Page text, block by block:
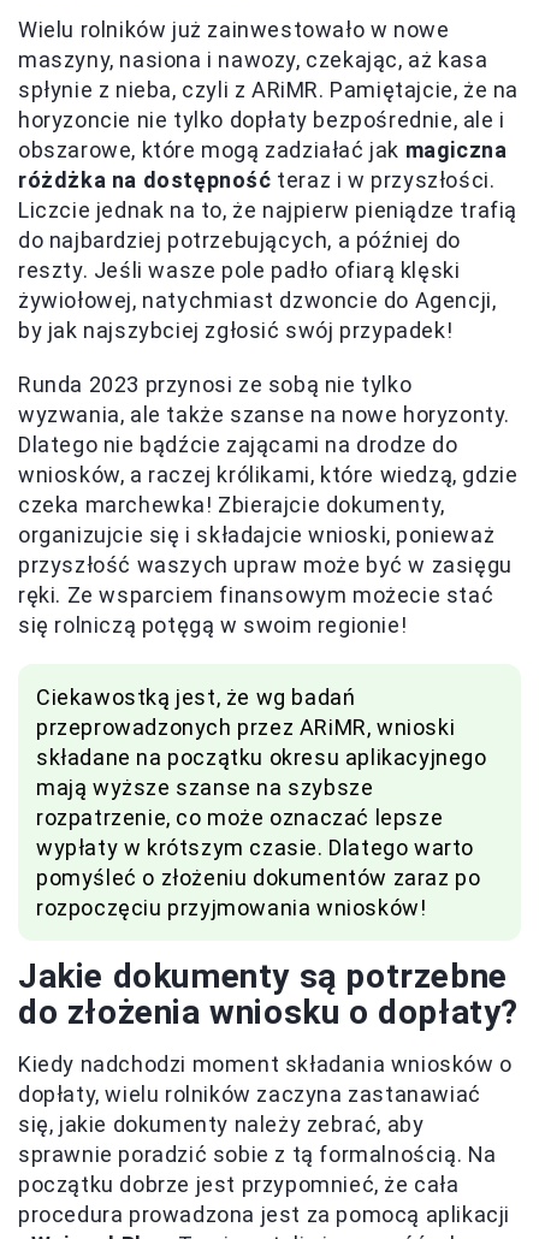
Wielu rolników już zainwestowało w nowe
maszyny, nasiona i nawozy, czekając, aż kasa
spłynie z nieba, czyli z ARiMR. Pamiętajcie, że na
horyzoncie nie tylko dopłaty bezpośrednie, ale i
obszarowe, które mogą zadziałać jak magiczna
różdżka na dostępność teraz i w przyszłości.
Liczcie jednak na to, że najpierw pieniądze trafią
do najbardziej potrzebujących, a później do
reszty. Jeśli wasze pole padło ofiarą klęski
żywiołowej, natychmiast dzwoncie do Agencji,
by jak najszybciej zgłosić swój przypadek!
Runda 2023 przynosi ze sobą nie tylko
wyzwania, ale także szanse na nowe horyzonty.
Dlatego nie bądźcie zającami na drodze do
wniosków, a raczej królikami, które wiedzą, gdzie
czeka marchewka! Zbierajcie dokumenty,
organizujcie się i składajcie wnioski, ponieważ
przyszłość waszych upraw może być w zasięgu
ręki. Ze wsparciem finansowym możecie stać
się rolniczą potęgą w swoim regionie!
Ciekawostką jest, że wg badań
przeprowadzonych przez ARiMR, wnioski
składane na początku okresu aplikacyjnego
mają wyższe szanse na szybsze
rozpatrzenie, co może oznaczać lepsze
wypłaty w krótszym czasie. Dlatego warto
pomyśleć o złożeniu dokumentów zaraz po
rozpoczęciu przyjmowania wniosków!
Jakie dokumenty są potrzebne
do złożenia wniosku o dopłaty?
Kiedy nadchodzi moment składania wniosków o
dopłaty, wielu rolników zaczyna zastanawiać
się, jakie dokumenty należy zebrać, aby
sprawnie poradzić sobie z tą formalnością. Na
początku dobrze jest przypomnieć, że cała
procedura prowadzona jest za pomocą aplikacji